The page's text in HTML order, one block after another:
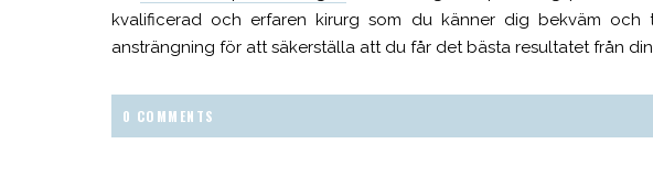
kvalificerad och erfaren kirurg som du känner dig bekväm
ansträngning för att säkerställa att du får det bästa resultatet från
0 COMMENTS